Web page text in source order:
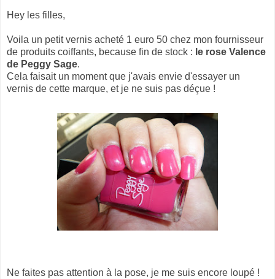
Hey les filles,
Voila un petit vernis acheté 1 euro 50 chez mon fournisseur
de produits coiffants, because fin de stock : le rose Valence
de Peggy Sage.
Cela faisait un moment que j'avais envie d'essayer un
vernis de cette marque, et je ne suis pas déçue !
Ne faites pas attention à la pose, je me suis encore loupé !